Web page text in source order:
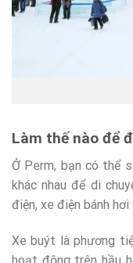
Làm thế nào để
Ở Perm, bạn có thể
khác nhau để di
điện, xe điện bánh hơi
Xe buýt là phương
hoạt động trên hầu